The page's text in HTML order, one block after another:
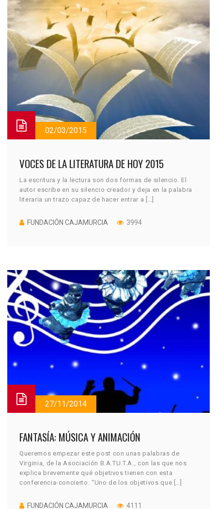
02/03/2015
VOCES DE LA LITERATURA DE HOY 2015
La escritura y la lectura son dos formas de silencio. El
autor escribe en su silencio creador y deja en la palabra
literaria un trazo capaz de hacer entrar a […]
FUNDACIÓN CAJAMURCIA 3994
27/11/2014
FANTASÍA: MÚSICA Y ANIMACIÓN
Queremos empezar este post con unas palabras de
Virginia, de la Asociación B.A.TU.T.A., con las que nos
explica brevemente qué objetivos tienen con esta
conferencia-concierto. “Uno de los objetivos que […]
FUNDACIÓN CAJAMURCIA 4111